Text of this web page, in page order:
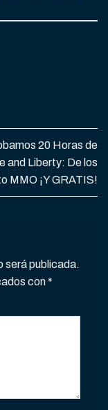
20 Horas de
and Liberty: De los
MMO ¡Y GRATIS!
será publicada.
con*